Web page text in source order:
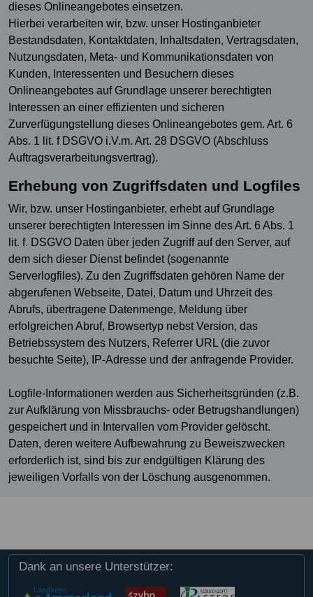
dieses Onlineangebotes einsetzen.
Hierbei verarbeiten wir, bzw. unser Hostinganbieter
Bestandsdaten, Kontaktdaten, Inhaltsdaten, Vertragsdaten,
Nutzungsdaten, Meta- und Kommunikationsdaten von
Kunden, Interessenten und Besuchern dieses
Onlineangebotes auf Grundlage unserer berechtigten
Interessen an einer effizienten und sicheren
Zurverfügungstellung dieses Onlineangebotes gem. Art. 6
Abs. 1 lit. f DSGVO i.V.m. Art. 28 DSGVO (Abschluss
Auftragsverarbeitungsvertrag).
Erhebung von Zugriffsdaten und Logfiles
Wir, bzw. unser Hostinganbieter, erhebt auf Grundlage
unserer berechtigten Interessen im Sinne des Art. 6 Abs. 1
lit. f. DSGVO Daten über jeden Zugriff auf den Server, auf
dem sich dieser Dienst befindet (sogenannte
Serverlogfiles). Zu den Zugriffsdaten gehören Name der
abgerufenen Webseite, Datei, Datum und Uhrzeit des
Abrufs, übertragene Datenmenge, Meldung über
erfolgreichen Abruf, Browsertyp nebst Version, das
Betriebssystem des Nutzers, Referrer URL (die zuvor
besuchte Seite), IP-Adresse und der anfragende Provider.
Logfile-Informationen werden aus Sicherheitsgründen (z.B.
zur Aufklärung von Missbrauchs- oder Betrugshandlungen)
gespeichert und in Intervallen vom Provider gelöscht.
Daten, deren weitere Aufbewahrung zu Beweiszwecken
erforderlich ist, sind bis zur endgültigen Klärung des
jeweiligen Vorfalls von der Löschung ausgenommen.
Dank an unsere Unterstützer: